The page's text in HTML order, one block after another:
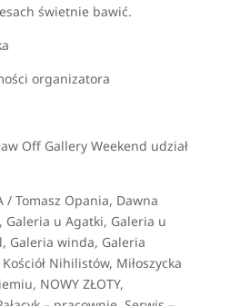
świetnie bawić.
organizatora
Off Gallery Weekend udział
/ Tomasz Opania, Dawna
Galeria u Agatki, Galeria u
Galeria winda, Galeria
Nihilistów, Miłoszycka
NOWY ZŁOTY,